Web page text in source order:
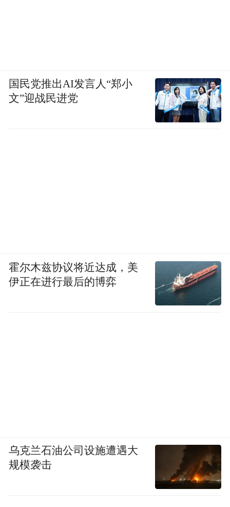
国民党推出AI发言人“郑小
文”迎战民进党
霍尔木兹协议将近达成，美
伊正在进行最后的博弈
乌克兰石油公司设施遭遇大
规模袭击